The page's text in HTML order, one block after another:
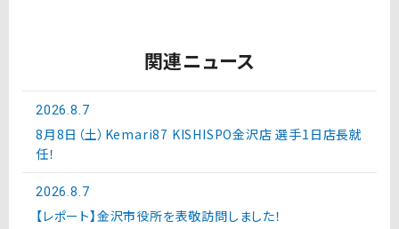
関連ニュース
2026.8.7
8月8日（土）Kemari87 KISHISPO金沢店 選手1日店長就
任！
2026.8.7
【レポート】金沢市役所を表敬訪問しました！